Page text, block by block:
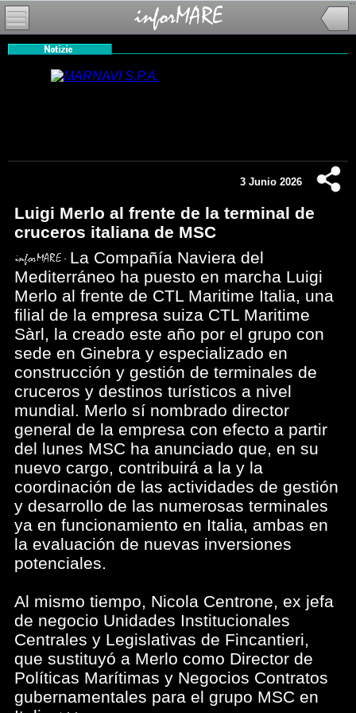
3 Junio 2026
Luigi Merlo al frente de la terminal de
cruceros italiana de MSC
La Compañía Naviera del
Mediterráneo ha puesto en marcha Luigi
Merlo al frente de CTL Maritime Italia, una
filial de la empresa suiza CTL Maritime
Sàrl, la creado este año por el grupo con
sede en Ginebra y especializado en
construcción y gestión de terminales de
cruceros y destinos turísticos a nivel
mundial. Merlo sí nombrado director
general de la empresa con efecto a partir
del lunes MSC ha anunciado que, en su
nuevo cargo, contribuirá a la y la
coordinación de las actividades de gestión
y desarrollo de las numerosas terminales
ya en funcionamiento en Italia, ambas en
la evaluación de nuevas inversiones
potenciales.
Al mismo tiempo, Nicola Centrone, ex jefa
de negocio Unidades Institucionales
Centrales y Legislativas de Fincantieri,
que sustituyó a Merlo como Director de
Políticas Marítimas y Negocios Contratos
gubernamentales para el grupo MSC en